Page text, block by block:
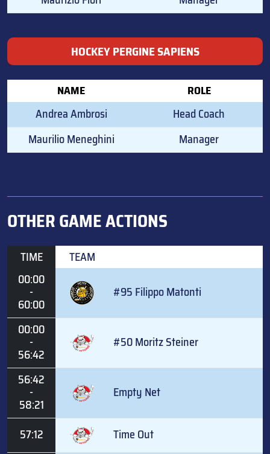
HOCKEY PERGINE SAPIENS
NAME ROLE
Andrea Ambrosi
Head Coach
Maurilio Meneghini
Manager
OTHER GAME ACTIONS
TIME
TEAM
00:00
-
60:00
#95 Filippo Matonti
00:00
-
56:42
#50 Moritz Steiner
56:42
-
58:21
Empty Net
57:12
Time Out